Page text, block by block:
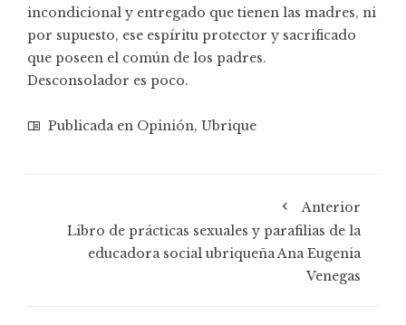
incondicional y entregado que tienen las madres, ni
por supuesto, ese espíritu protector y sacrificado
que poseen el común de los padres.
Desconsolador es poco.
Publicada en Opinión, Ubrique
Anterior
Libro de prácticas sexuales y parafilias de la
educadora social ubriqueña Ana Eugenia
Venegas